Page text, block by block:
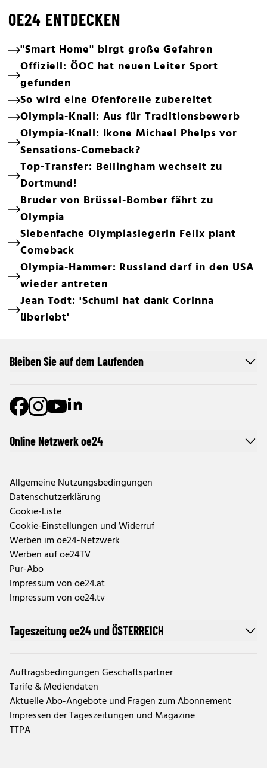
OE24 ENTDECKEN
"Smart Home" birgt große Gefahren
Offiziell: ÖOC hat neuen Leiter Sport
gefunden
So wird eine Ofenforelle zubereitet
Olympia-Knall: Aus für Traditionsbewerb
Olympia-Knall: Ikone Michael Phelps vor
Sensations-Comeback?
Top-Transfer: Bellingham wechselt zu
Dortmund!
Bruder von Brüssel-Bomber fährt zu
Olympia
Siebenfache Olympiasiegerin Felix plant
Comeback
Olympia-Hammer: Russland darf in den USA
wieder antreten
Jean Todt: 'Schumi hat dank Corinna
überlebt'
Online Netzwerk oe24
Allgemeine Nutzungsbedingungen
Datenschutzerklärung
Cookie-Liste
Cookie-Einstellungen und Widerruf
Werben im oe24-Netzwerk
Werben auf oe24TV
Pur-Abo
Impressum von oe24.at
Impressum von oe24.tv
Tageszeitung oe24 und ÖSTERREICH
Auftragsbedingungen Geschäftspartner
Tarife & Mediendaten
Aktuelle Abo-Angebote und Fragen zum Abonnement
Impressen der Tageszeitungen und Magazine
TTPA
Bleiben Sie auf dem Laufenden